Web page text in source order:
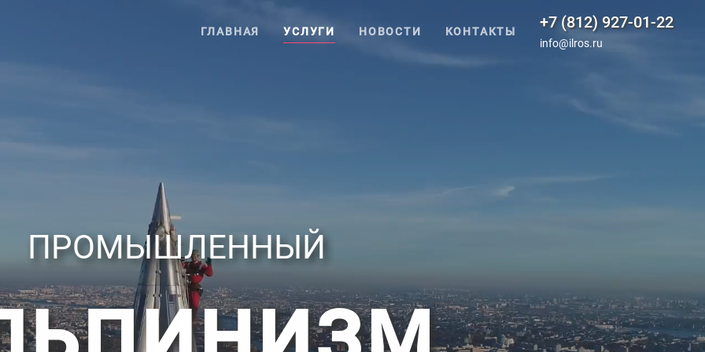
ГЛАВНАЯ УСЛУГИ НОВОСТИ КОНТАКТЫ +7 (812) 927-01-22
info@ilros.ru
ПРОМЫШЛЕННЫЙ